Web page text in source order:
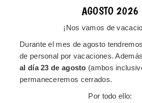
AGOSTO 2026
¡Nos vamos de
Durante el mes de agosto
de personal por vacaciones.
al día 23 de agosto (ambos
permaneceremos cerrados.
Por todo ello: